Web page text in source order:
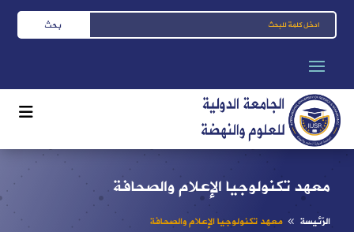
معهد تكنولوجيا الإعلام والصحافة
الرّئيسة 8 معهد تكنولوجيا الإعلام والصحافة